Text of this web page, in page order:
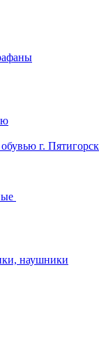
г. Пятигорск
наушники